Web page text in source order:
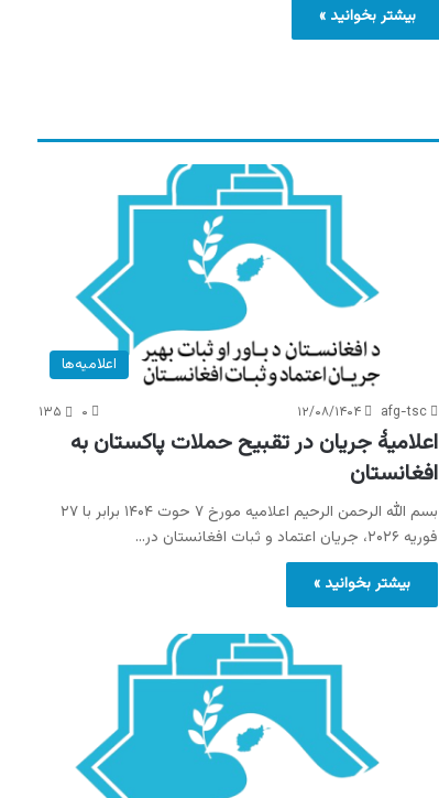
بیشتر بخوانید »
اعلامیه‌ها
afg-tsc ۱۲/۰۸/۱۴۰۴ ۰ ۱۳۵
اعلامیۀ جریان در تقبیح حملات پاکستان به
افغانستان
بسم الله الرحمن الرحیم اعلامیه مورخ ۷ حوت ۱۴۰۴ برابر با ۲۷
فوریه ۲۰۲۶، جریان اعتماد و ثبات افغانستان در…
بیشتر بخوانید »